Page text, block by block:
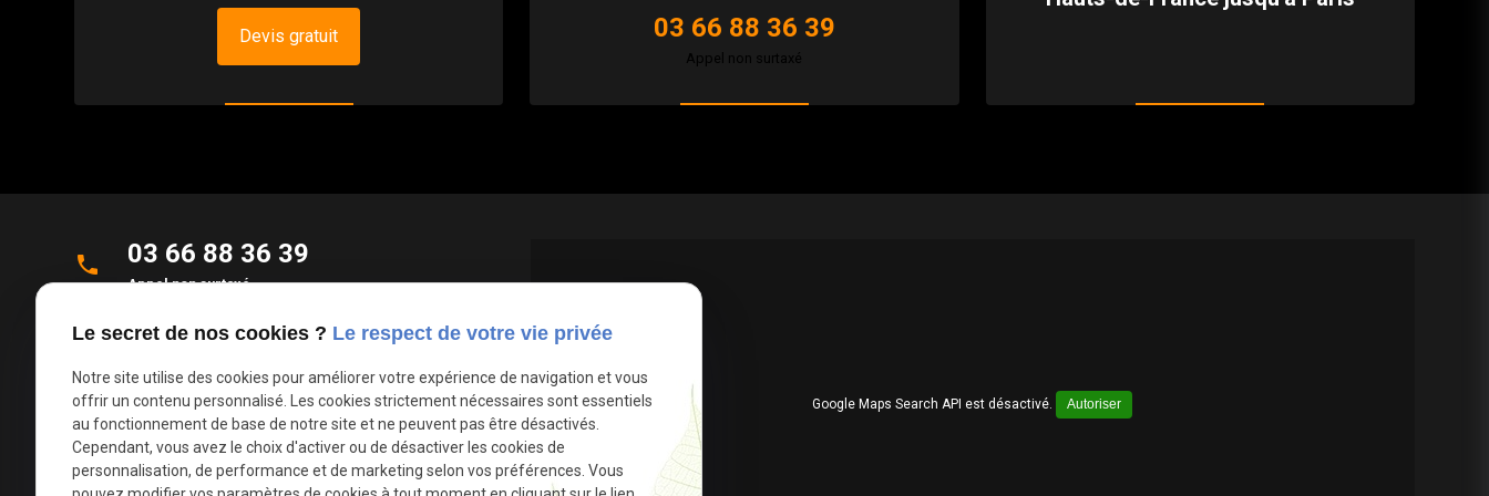
Devis gratuit 03 66 88 36 39
Appel non surtaxé
phone 03 66 88 36 39
Appel non surtaxé
place
Allée des Roseaux
59270 Bailleul
mail contact@deco-stores.com
Google Maps Search API est désactivé. Autoriser
Le secret de nos cookies ? Le respect de votre vie privée
Notre site utilise des cookies pour améliorer votre expérience de navigation et vous
offrir un contenu personnalisé. Les cookies strictement nécessaires sont essentiels
au fonctionnement de base de notre site et ne peuvent pas être désactivés.
Cependant, vous avez le choix d'activer ou de désactiver les cookies de
personnalisation, de performance et de marketing selon vos préférences. Vous